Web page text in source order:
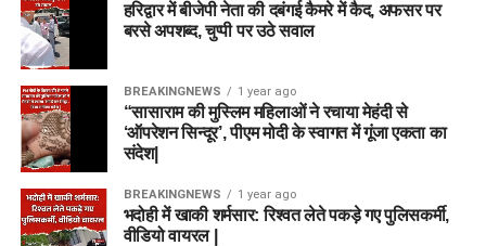
हरिद्वार में बीजेपी नेता की दबंगई कैमरे में कैद, अफसर पर
बरसे अपशब्द, चुप्पी पर उठे सवाल
BREAKINGNEWS 1 year ago
“सासाराम की मुस्लिम महिलाओं ने रचाया मेहंदी से
‘ऑपरेशन सिन्दूर’, पीएम मोदी के स्वागत में गूंजा एकता का
संदेश|
BREAKINGNEWS 1 year ago
भदोही में खाकी शर्मसार: रिश्वत लेते पकड़े गए पुलिसकर्मी,
वीडियो वायरल |